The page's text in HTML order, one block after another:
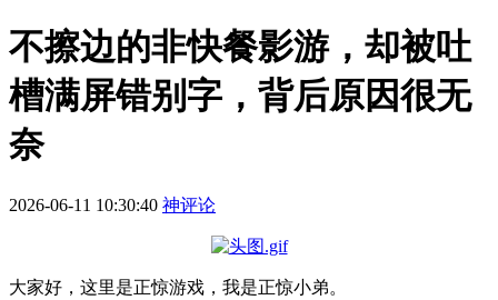
不擦边的非快餐影游，却被吐
槽满屏错别字，背后原因很无
奈
2026-06-11 10:30:40 神评论
大家好，这里是正惊游戏，我是正惊小弟。